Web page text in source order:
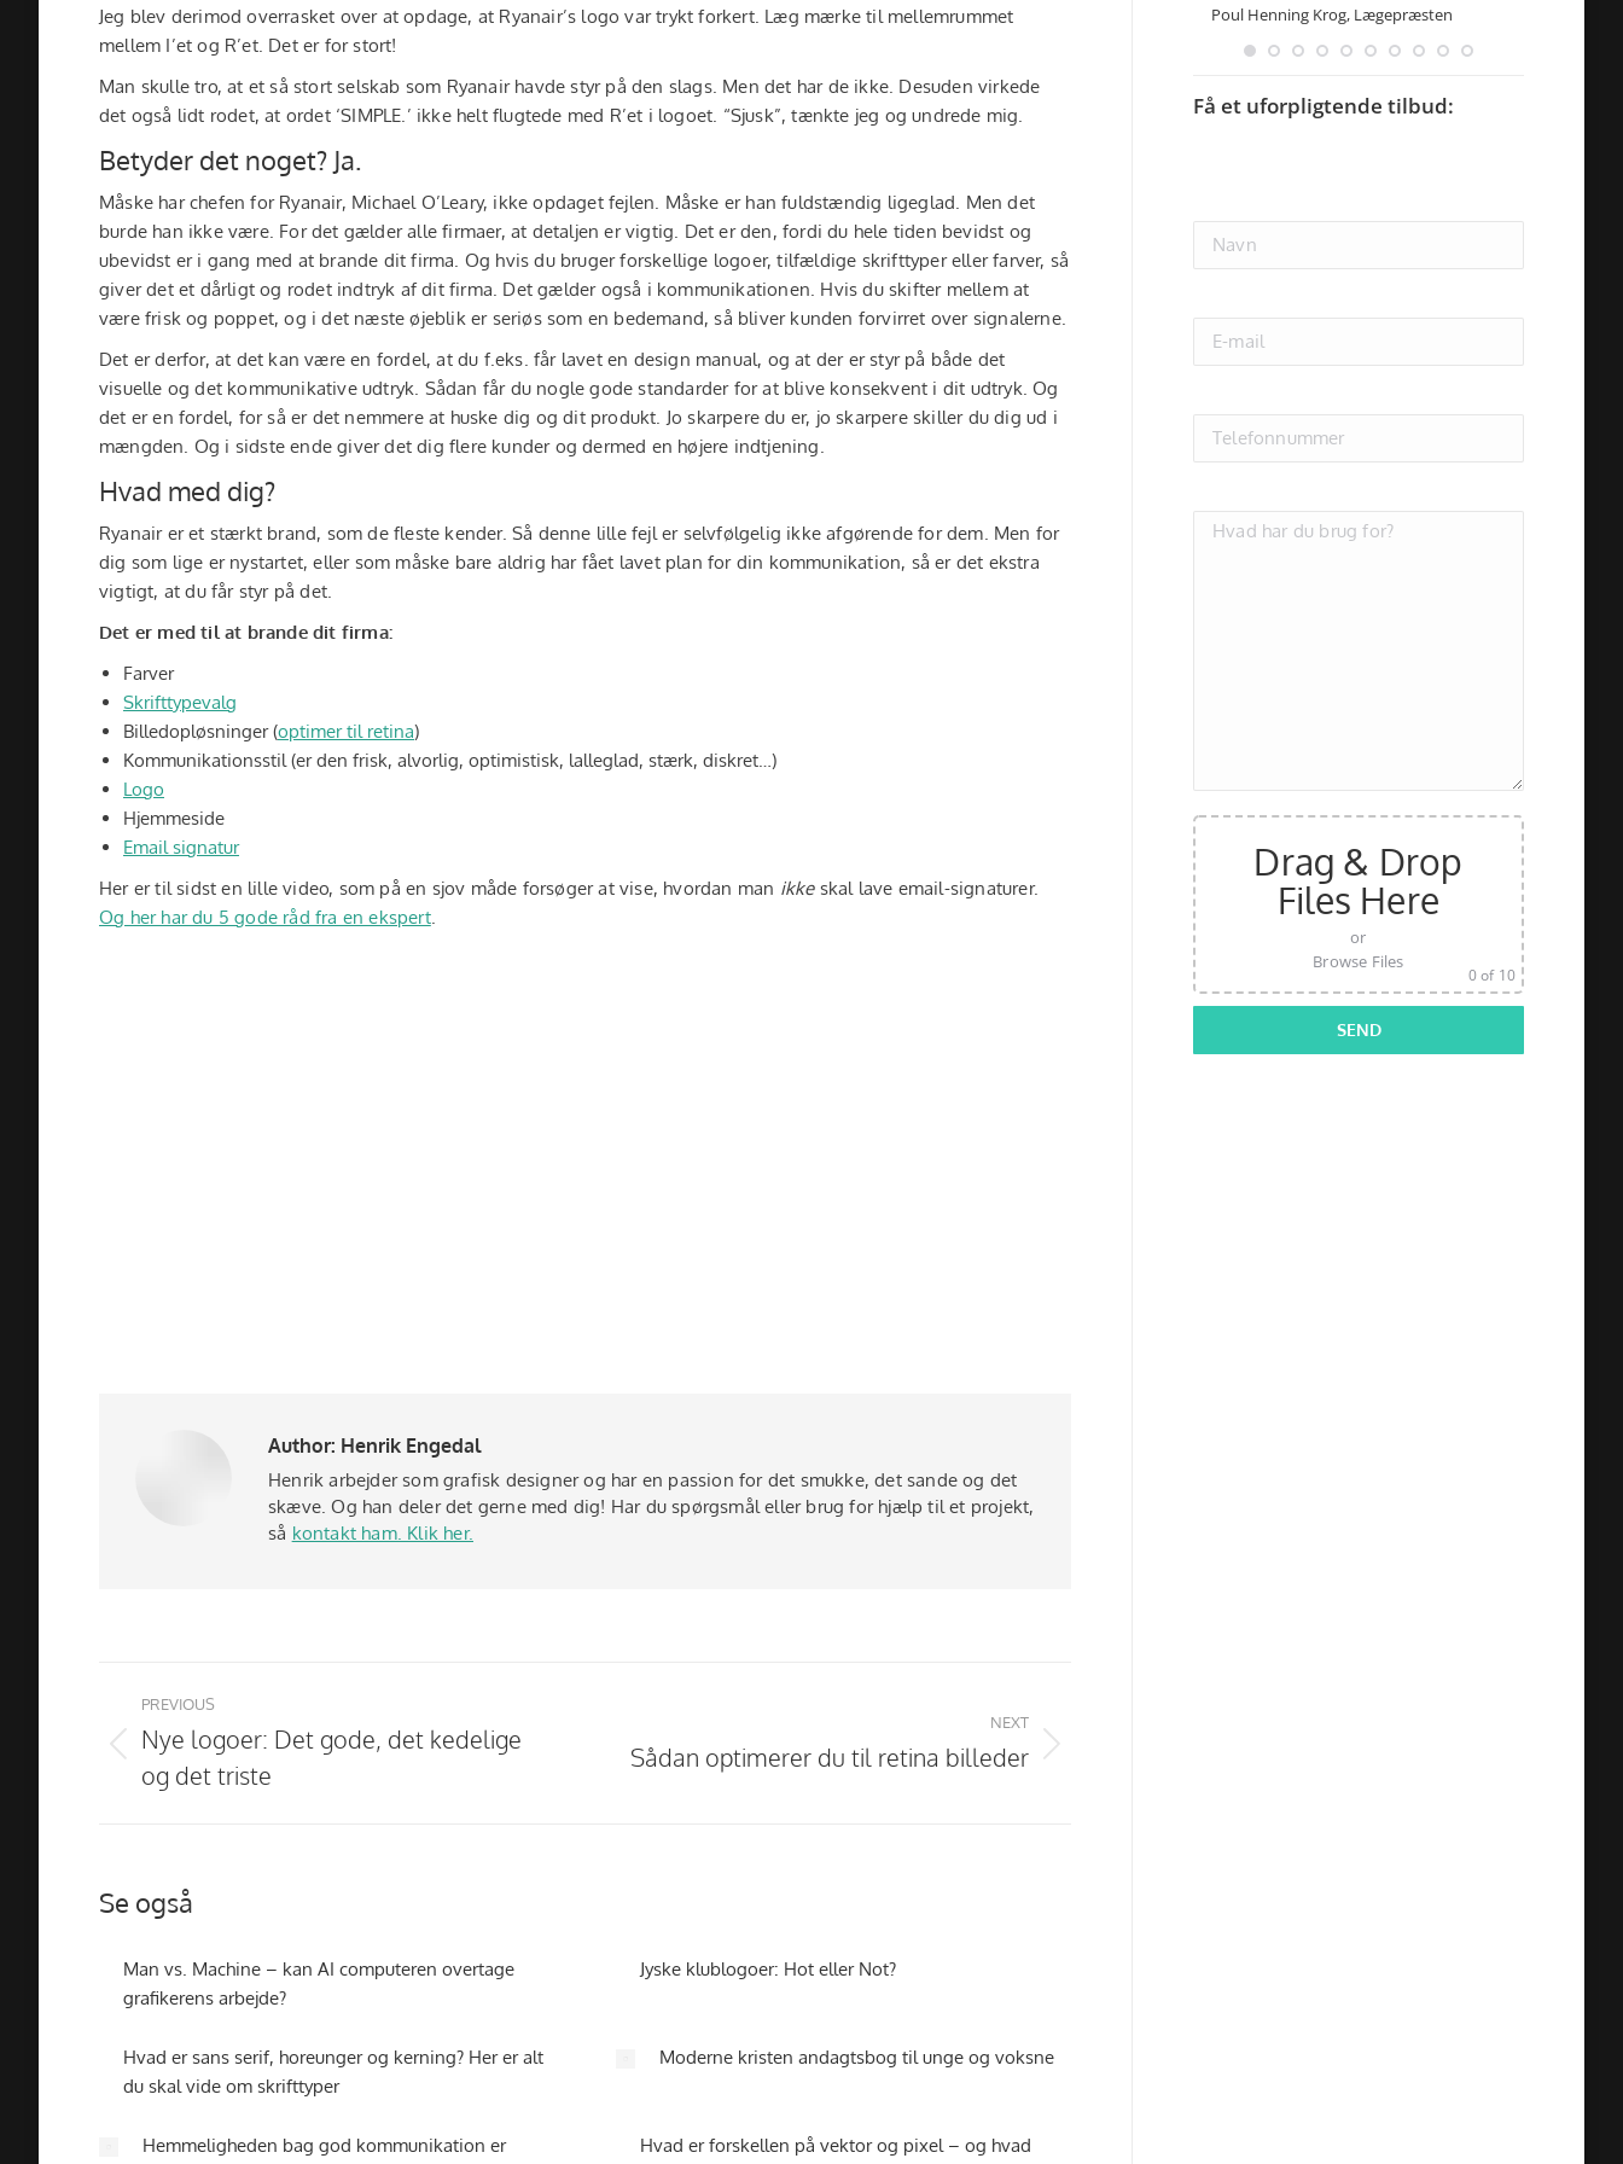
Jeg blev derimod overrasket over at opdage, at Ryanair’s logo var trykt forkert. Læg mærke til mellemrummet
mellem I’et og R’et. Det er for stort!
Man skulle tro, at et så stort selskab som Ryanair havde styr på den slags. Men det har de ikke. Desuden virkede
det også lidt rodet, at ordet ‘SIMPLE.’ ikke helt flugtede med R’et i logoet. “Sjusk”, tænkte jeg og undrede mig.
Betyder det noget? Ja.
Måske har chefen for Ryanair, Michael O’Leary, ikke opdaget fejlen. Måske er han fuldstændig ligeglad. Men det
burde han ikke være. For det gælder alle firmaer, at detaljen er vigtig. Det er den, fordi du hele tiden bevidst og
ubevidst er i gang med at brande dit firma. Og hvis du bruger forskellige logoer, tilfældige skrifttyper eller farver, så
giver det et dårligt og rodet indtryk af dit firma. Det gælder også i kommunikationen. Hvis du skifter mellem at
være frisk og poppet, og i det næste øjeblik er seriøs som en bedemand, så bliver kunden forvirret over signalerne.
Det er derfor, at det kan være en fordel, at du f.eks. får lavet en design manual, og at der er styr på både det
visuelle og det kommunikative udtryk. Sådan får du nogle gode standarder for at blive konsekvent i dit udtryk. Og
det er en fordel, for så er det nemmere at huske dig og dit produkt. Jo skarpere du er, jo skarpere skiller du dig ud i
mængden. Og i sidste ende giver det dig flere kunder og dermed en højere indtjening.
Hvad med dig?
Ryanair er et stærkt brand, som de fleste kender. Så denne lille fejl er selvfølgelig ikke afgørende for dem. Men for
dig som lige er nystartet, eller som måske bare aldrig har fået lavet plan for din kommunikation, så er det ekstra
vigtigt, at du får styr på det.
Det er med til at brande dit firma:
Farver
Skrifttypevalg
Billedopløsninger (optimer til retina)
Kommunikationsstil (er den frisk, alvorlig, optimistisk, lalleglad, stærk, diskret…)
Logo
Hjemmeside
Email signatur
Her er til sidst en lille video, som på en sjov måde forsøger at vise, hvordan man ikkeskal lave email-signaturer.
Og her har du 5 gode råd fra en ekspert.
Author: Henrik Engedal
Henrik arbejder som grafisk designer og har en passion for det smukke, det sande og det
skæve. Og han deler det gerne med dig! Har du spørgsmål eller brug for hjælp til et projekt,
så kontakt ham. Klik her.
navigation
PREVIOUS
Previous
post:
Nye logoer: Det gode, det kedelige
og det triste
NEXT
Next
Sådan optimerer du til retina billeder
Se også
Man vs. Machine – kan AI computeren overtage
grafikerens arbejde?
Jyske klublogoer: Hot eller Not?
Hvad er sans serif, horeunger og kerning? Her er alt
du skal vide om skrifttyper
Moderne kristen andagtsbog til unge og voksne
Hemmeligheden bag god kommunikation er
Hvad er forskellen på vektor og pixel – og hvad
Blaabjerg Frandsen,
arbejde med Henrik. Kan varmt anbefales.”
– Christian Byrge
Christian Byrge
Poul Henning Krog, Lægepræsten
Få et uforpligtende tilbud:
Drag & Drop
Files Here
or
Browse Files
0of 10